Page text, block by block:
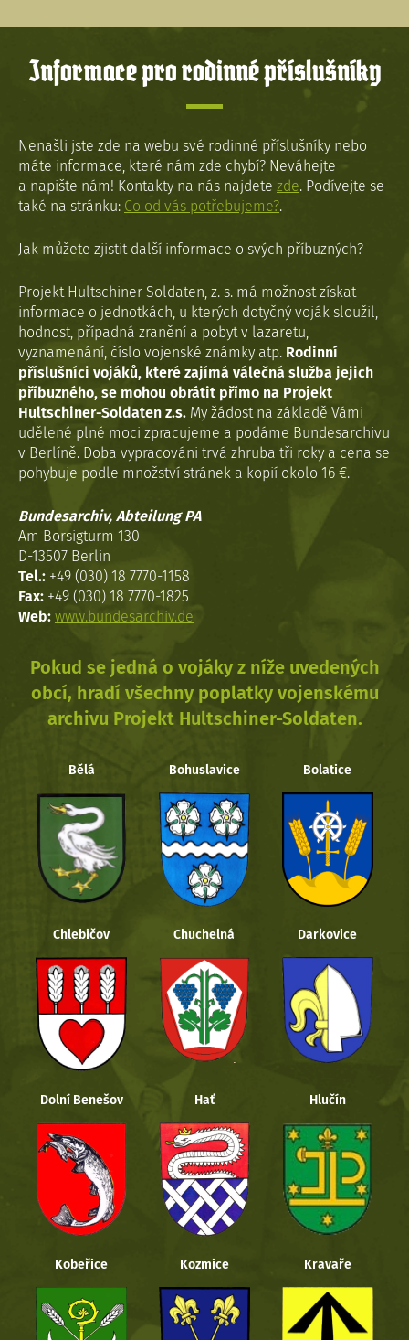
Informace pro rodinné příslušníky
Nenašli jste zde na webu své rodinné příslušníky nebo
máte informace, které nám zde chybí? Neváhejte
a napište nám! Kontakty na nás najdete zde. Podívejte se
také na stránku: Co od vás potřebujeme?.
Jak můžete zjistit další informace o svých příbuzných?
Projekt Hultschiner-Soldaten, z. s. má možnost získat
informace o jednotkách, u kterých dotyčný voják sloužil,
hodnost, případná zranění a pobyt v lazaretu,
vyznamenání, číslo vojenské známky atp. Rodinní
příslušníci vojáků, které zajímá válečná služba jejich
příbuzného, se mohou obrátit přímo na Projekt
Hultschiner-Soldaten z.s. My žádost na základě Vámi
udělené plné moci zpracujeme a podáme Bundesarchivu
v Berlíně. Doba vypracováni trvá zhruba tři roky a cena se
pohybuje podle množství stránek a kopií okolo 16 €.
Bundesarchiv, Abteilung PA
Am Borsigturm 130
D-13507 Berlin
Tel.: +49 (030) 18 7770-1158
Fax: +49 (030) 18 7770-1825
Web: www.bundesarchiv.de
Pokud se jedná o vojáky z níže uvedených
obcí, hradí všechny poplatky vojenskému
archivu Projekt Hultschiner-Soldaten.
Bělá Bohuslavice Bolatice
Chlebičov Chuchelná Darkovice
Dolní Benešov Hať Hlučín
Kobeřice Kozmice Kravaře